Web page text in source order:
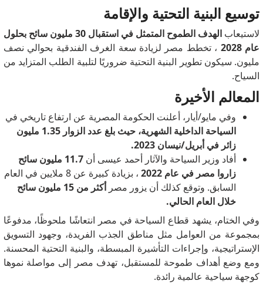
توسيع البنية التحتية والإقامة
لاستيعاب
الهدف الطموح المتمثل في استقبال 30 مليون سائح بحلول
عام 2028
، تخطط مصر لزيادة سعة الغرف الفندقية بحوالي نصف
مليون. سيكون تطوير البنية التحتية ضروريًا لتلبية الطلب المتزايد من
السياح.
المعالم الأخيرة
وفي مايو/أيار، أعلنت الحكومة المصرية عن ارتفاع تاريخي في
السياحة الداخلية الشهرية، حيث بلغ عدد الزوار 1.35 مليون
زائر في أبريل/نيسان 2023.
أفاد وزير السياحة والآثار أحمد عيسى أن
11.7 مليون سائح
زاروا مصر في عام 2022
، بزيادة كبيرة عن 8 ملايين في العام
السابق. وتوقع كذلك أن يزور مصر
أكثر من 15 مليون سائح
خلال العام الحالي.
وفي الختام، يشهد قطاع السياحة في مصر انتعاشًا ملحوظًا، مدفوعًا
بمجموعة من العوامل مثل مناطق الجذب الفريدة، وجهود التسويق
الإستراتيجية، وإجراءات التأشيرة المبسطة، والبنية التحتية المحسنة.
ومع وضع أهداف طموحة للمستقبل، تهدف مصر إلى مواصلة نموها
كوجهة سياحية عالمية رائدة.